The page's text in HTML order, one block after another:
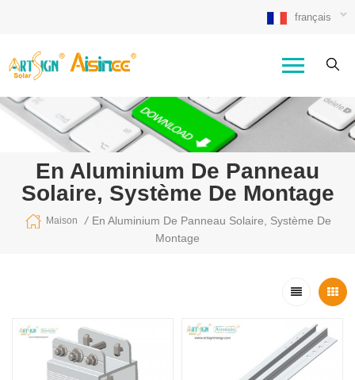
français
En Aluminium De Panneau
Solaire, Système De Montage
Maison / En Aluminium De Panneau Solaire, Système De
Montage